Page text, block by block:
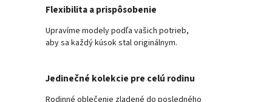
Flexibilita a prispôsobenie
Upravíme modely podľa vašich potrieb,
aby sa každý kúsok stal originálnym.
Jedinečné kolekcie pre celú rodinu